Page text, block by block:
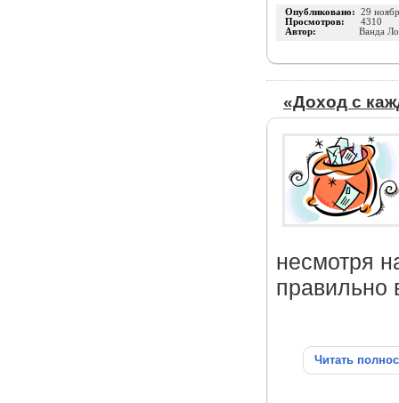
Опубликовано: 29
Просмотров: 4310
Автор: Ванда
«Доход с
несмотря
правильно
Читать